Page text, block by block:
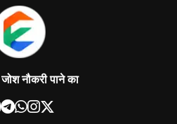
नौकरी पाने का